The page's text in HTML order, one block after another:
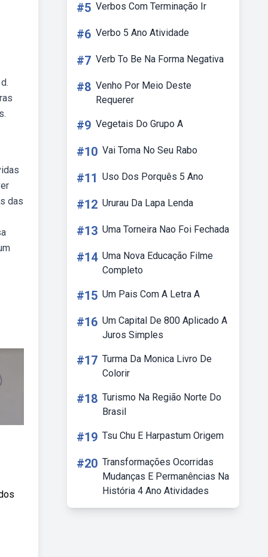
das
#5 Verbos Com Terminação Ir
#6 Verbo 5 Ano Atividade
#7 Verb To Be Na Forma Negativa
#8 Venho Por Meio Deste
Requerer
#9 Vegetais Do Grupo A
#10 Vai Toma No Seu Rabo
#11 Uso Dos Porquês 5 Ano
#12 Ururau Da Lapa Lenda
#13 Uma Torneira Nao Foi Fechada
#14 Uma Nova Educação Filme
Completo
#15 Um Pais Com A Letra A
#16 Um Capital De 800 Aplicado A
Juros Simples
#17 Turma Da Monica Livro De
Colorir
#18 Turismo Na Região Norte Do
Brasil
#19 Tsu Chu E Harpastum Origem
#20 Transformações Ocorridas
Mudanças E Permanências Na
História 4 Ano Atividades